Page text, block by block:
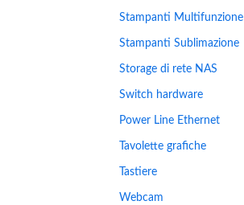
Stampanti Multifunzione
Stampanti Sublimazione
Storage di rete NAS
Switch hardware
Power Line Ethernet
Tavolette grafiche
Tastiere
Webcam